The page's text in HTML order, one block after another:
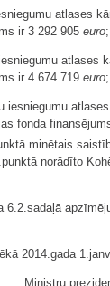
atlases
ir 3 292 905 euro;
atlases
ir 4 674 719 euro;
iesniegumu
fonda
minētais
norādīto
6.2.sadaļā
2014.gada
Ministru